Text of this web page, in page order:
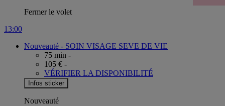
Fermer le volet
13:00
Nouveauté - SOIN VISAGE SEVE DE VIE
75 min -
105 € -
VÉRIFIER LA DISPONIBILITÉ
Infos sticker
Nouveauté